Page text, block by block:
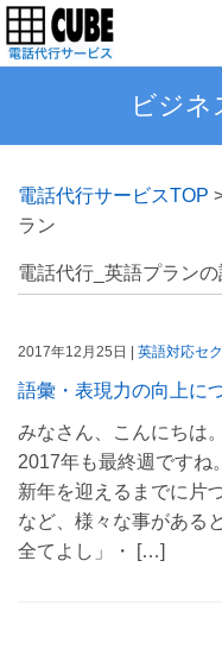
ビジ
電話代行サービスTOP
ラン
電話代行_英語プラン
2017年12月25日 | 英語対応セ
語彙・表現力の向上に
みなさん、こんにちは
2017年も最終週ですね
新年を迎えるまでに片
など、様々な事がある
全てよし」・ […]